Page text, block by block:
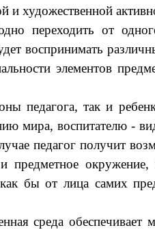
и художественной
переходить от
воспринимать
элементов
педагога, так и
мира, воспитателю -
педагог получит
окружение,
бы от лица самих
среда обеспечивает